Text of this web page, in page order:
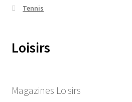
Tennis
Loisirs
Magazines Loisirs